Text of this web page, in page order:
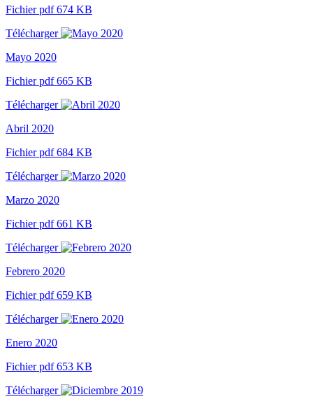
Fichier pdf 674 KB
Télécharger
Mayo 2020
Fichier pdf 665 KB
Télécharger
Abril 2020
Fichier pdf 684 KB
Télécharger
Marzo 2020
Fichier pdf 661 KB
Télécharger
Febrero 2020
Fichier pdf 659 KB
Télécharger
Enero 2020
Fichier pdf 653 KB
Télécharger